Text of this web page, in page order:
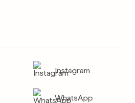
Instagram
WhatsApp